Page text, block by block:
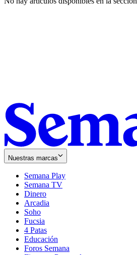
Nuestras marcas
Semana Play
Semana TV
Dinero
Arcadia
Soho
in
new
window
Fucsia
in
new
window
4 Patas
Educación
Foros Semana